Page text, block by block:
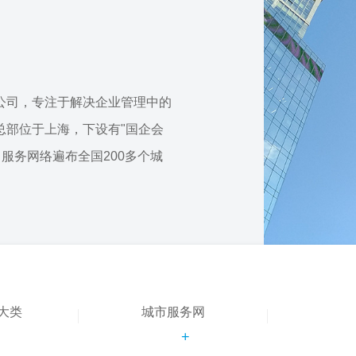
，专注于解决企业管理中的
部位于上海，下设有"国企会
务网络遍布全国200多个城
类 城市服务网
+